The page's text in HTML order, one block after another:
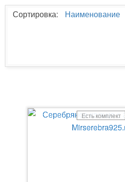
Сортировка: Наименование
Есть комплект